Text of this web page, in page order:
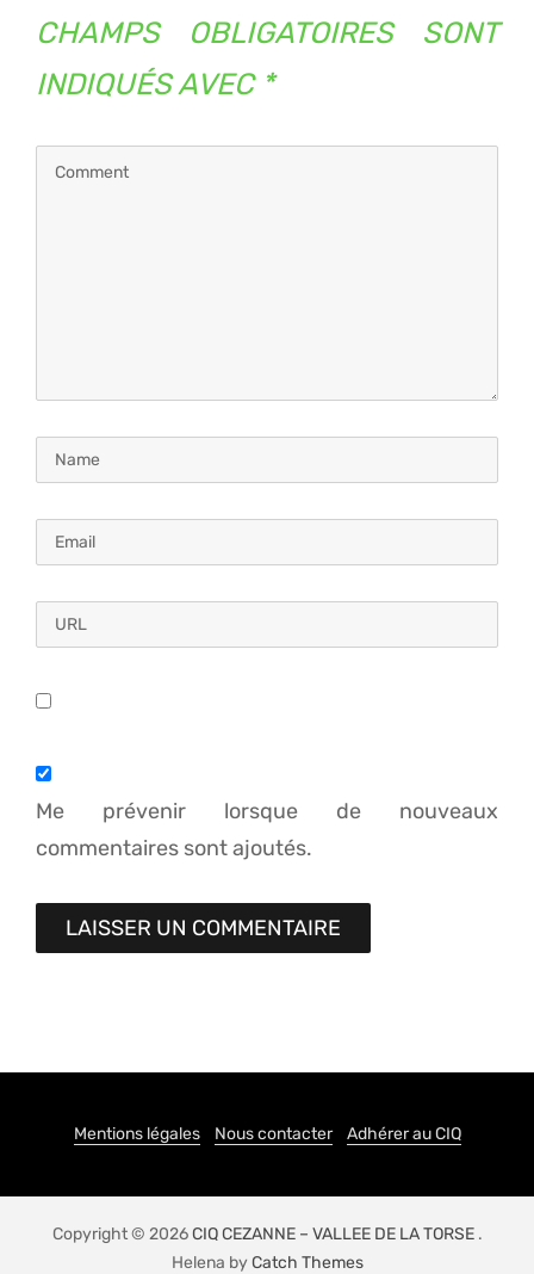
CHAMPS OBLIGATOIRES SONT
INDIQUÉS AVEC *
Me prévenir lorsque de nouveaux
commentaires sont ajoutés.
Mentions légales Nous contacter Adhérer au CIQ
Copyright © 2026CIQ CEZANNE – VALLEE DE LA TORSE.
Helena byCatch Themes